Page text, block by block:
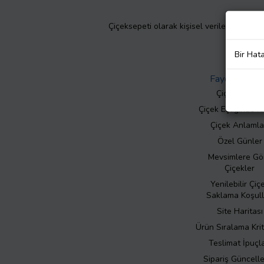
Çiçeksepeti olarak kişisel verilerinizin
Faydalı Bilgiler
Çiçek Bakımı
Çiçek Eşliğinde
Çiçek
Özel Günler
Mevsimlere
Çiçekler
Yenilebilir
Saklama
Site Haritası
Ürün Sıralama
Teslimat
Sipariş
Bir